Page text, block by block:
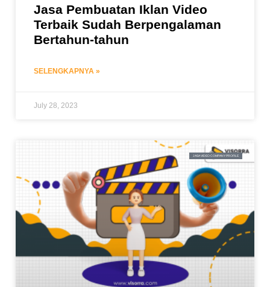
Jasa Pembuatan Iklan Video
Terbaik Sudah Berpengalaman
Bertahun-tahun
SELENGKAPNYA »
July 28, 2023
JASA VIDEO COMPANY PROFILE